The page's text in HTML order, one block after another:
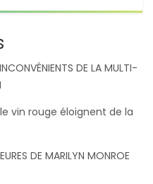
DE LA MULTI-
vin rouge éloignent de la
DE MARILYN MONROE